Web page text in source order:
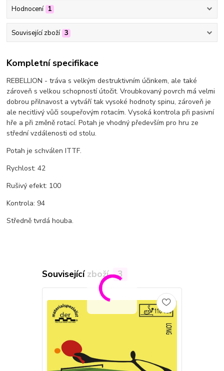
Hodnocení 1
Související zboží 3
Kompletní specifikace
REBELLION - tráva s velkým destruktivním účinkem, ale také
zároveň s velkou schopností útočit. Vroubkovaný povrch má velmi
dobrou přilnavost a vytváří tak vysoké hodnoty spinu, zároveň je
ale necitlivý vůči soupeřovým rotacím. Vysoká kontrola při pasivní
hře a při změně rotací. Potah je vhodný především pro hru ze
střední vzdálenosti od stolu.
Potah je schválen ITTF.
Rychlost: 42
Rušivý efekt: 100
Kontrola: 94
Středně tvrdá houba.
Související zboží 3